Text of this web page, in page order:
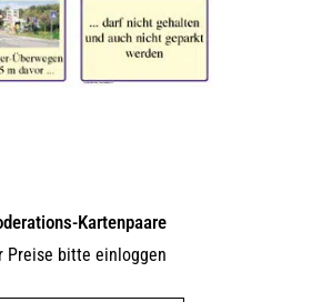
Kartenpaare
Preise bitte einloggen